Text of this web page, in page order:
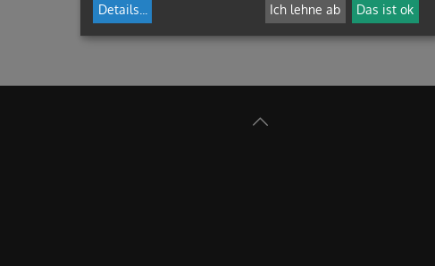
Details Ich lehne ab Das ist ok